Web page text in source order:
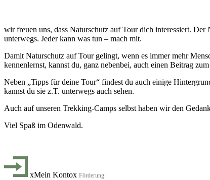
wir freuen uns, dass Naturschutz auf Tour dich interessiert.
unterwegs. Jeder kann was tun – mach mit.
Damit Naturschutz auf Tour gelingt, wenn es immer mehr
kennenlernst, kannst du, ganz nebenbei, auch einen Beitrag
Neben „Tipps für deine Tour“ findest du auch einige
kannst du sie z.T. unterwegs auch sehen.
Auch auf unseren Trekking-Camps selbst haben wir den
Viel Spaß im Odenwald.
xMein Kontox Förderung: